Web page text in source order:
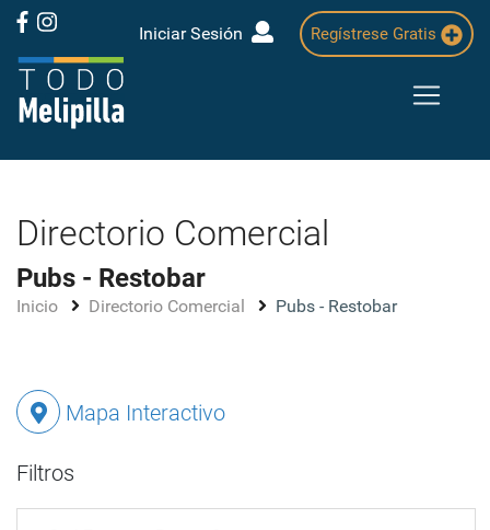
Iniciar Sesión Regístrese Gratis
Directorio Comercial
Pubs - Restobar
Inicio Directorio Comercial Pubs - Restobar
Mapa Interactivo
Filtros